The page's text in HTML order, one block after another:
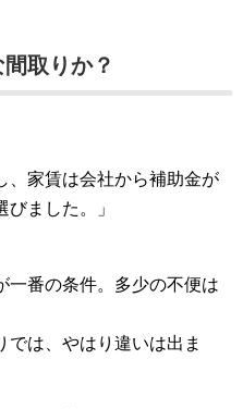
取りか？
、家賃は会社から補助金が
ました。」
一番の条件。多少の不便は
では、やはり違いは出ま